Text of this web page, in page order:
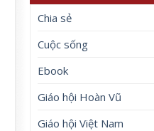
Chia sẻ
Cuộc sống
Ebook
Giáo hội Hoàn Vũ
Giáo hội Việt Nam